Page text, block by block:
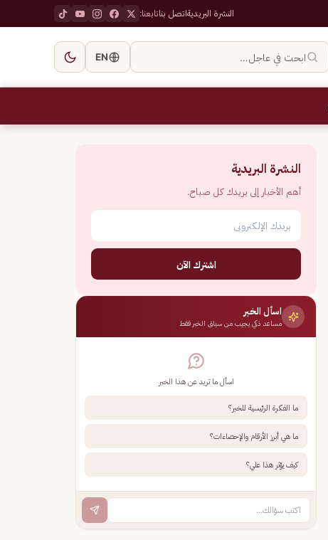
النشرة البريديةاتصل بناتابعنا:
ابحث في عاجل… EN
النشرة البريدية
أهم الأخبار إلى بريدك كل صباح.
اشترك الآن
اسأل الخبر
مساعد ذكي يجيب من سياق الخبر فقط
اسأل ما تريد عن هذا الخبر
ما الفكرة الرئيسية للخبر؟
ما هي أبرز الأرقام والإحصاءات؟
كيف يؤثر هذا علي؟